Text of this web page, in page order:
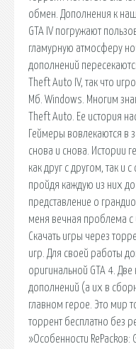
обмен. Дополнения к
GTA IV погружают
гламурную атмосферу
дополнений
Theft Auto IV, так что
Мб. Windows. Многим
Theft Auto. Ее история
Геймеры вовлекаются
снова и снова. Истории
как друг с другом, так и
пройдя каждую из них
представление о
меня вечная проблема с
Скачать игры через
игр. Для своей работы
оригинальной GTA 4.
дополнений (а их в
главном герое. Это мир
торрент бесплатно без
»Особенности RePackов: